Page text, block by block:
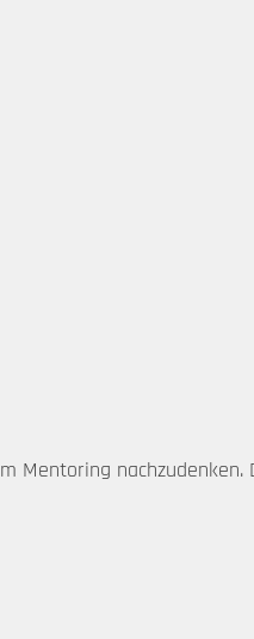
Mentoring nachzudenken.